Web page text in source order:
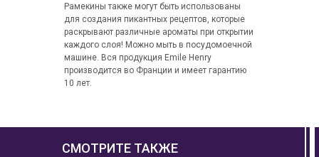
Рамекины также могут быть использованы
для создания пикантных рецептов, которые
раскрывают различные ароматы при открытии
каждого слоя! Можно мыть в посудомоечной
машине. Вся продукция Emile Henry
производится во Франции и имеет гарантию
10 лет.
СМОТРИТЕ ТАКЖЕ